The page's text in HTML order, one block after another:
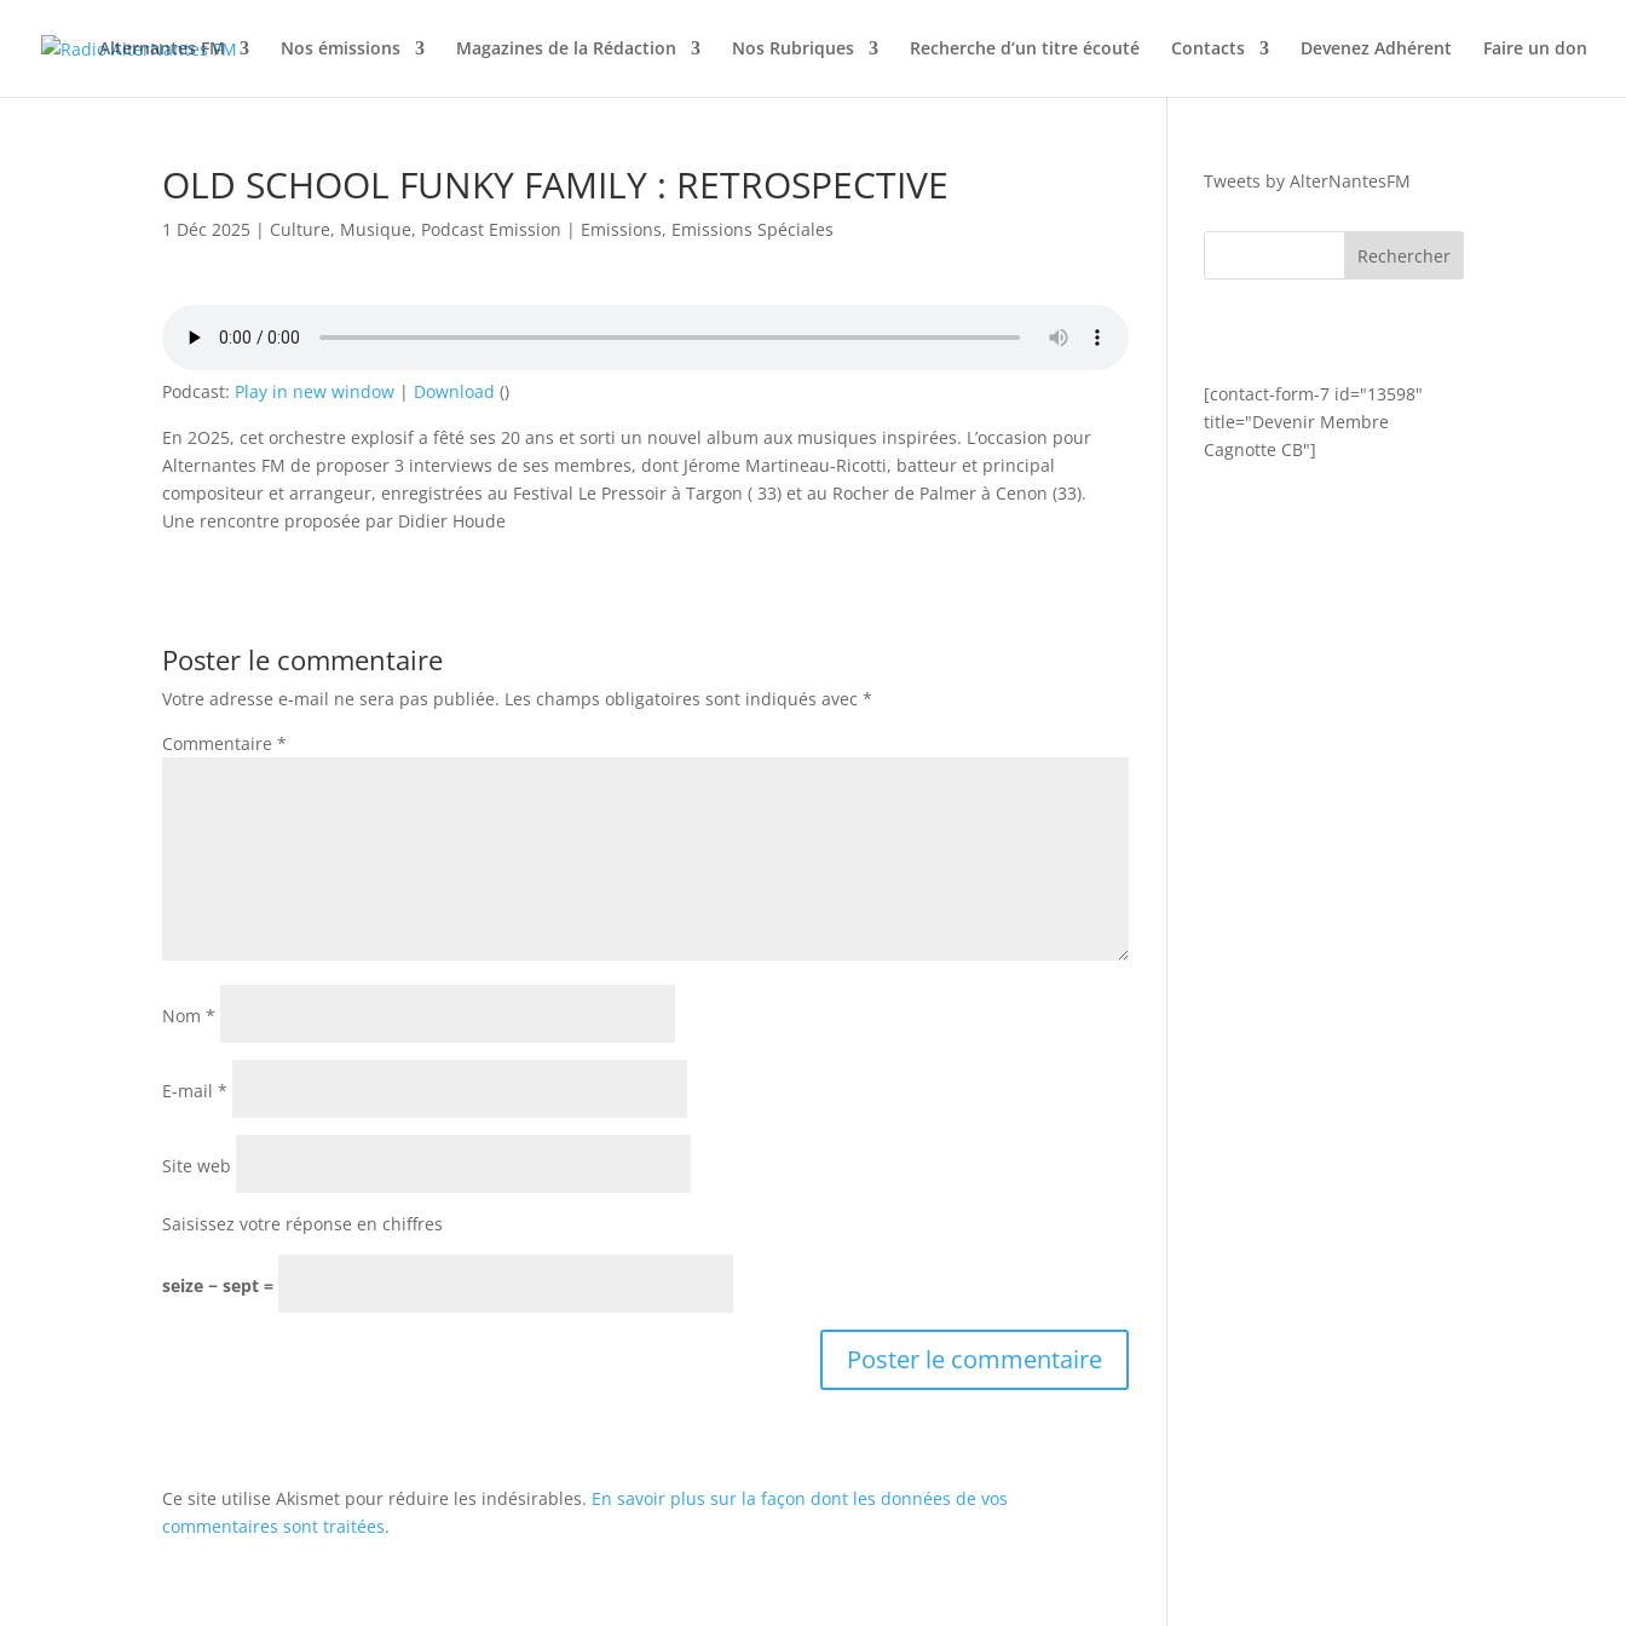
Alternantes FM Nos émissions Magazines de la Rédaction Nos Rubriques Recherche d’un titre écouté Contacts Devenez Adhérent Faire un don
OLD SCHOOL FUNKY FAMILY : RETROSPECTIVE
1 Déc 2025 | Culture, Musique, Podcast Emission | Emissions, Emissions Spéciales
Podcast: Play in new window | Download ()
En 2O25, cet orchestre explosif a fêté ses 20 ans et sorti un nouvel album aux musiques inspirées. L’occasion pour
Alternantes FM de proposer 3 interviews de ses membres, dont Jérome Martineau-Ricotti, batteur et principal
compositeur et arrangeur, enregistrées au Festival Le Pressoir à Targon ( 33) et au Rocher de Palmer à Cenon (33).
Une rencontre proposée par Didier Houde
Poster le commentaire
Votre adresse e-mail ne sera pas publiée. Les champs obligatoires sont indiqués avec*
Commentaire*
Nom*
E-mail*
Site web
Saisissez votre réponse en chiffres
seize − sept =
Ce site utilise Akismet pour réduire les indésirables. En savoir plus sur la façon dont les données de vos
commentaires sont traitées.
Tweets by AlterNantesFM
[contact-form-7 id="13598"
title="Devenir Membre
Cagnotte CB"]